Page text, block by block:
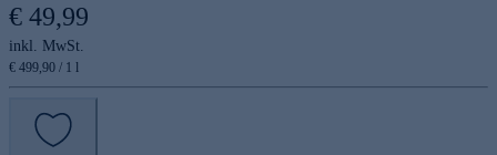
€ 49,99
inkl. MwSt.
€ 499,90 / 1 l